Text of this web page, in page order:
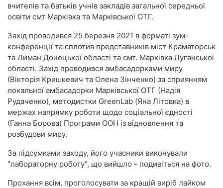
вчителів та батьків учнів закладів загальної середньої
освіти смт Марківка та Марківської ОТГ.
Захід проводився 25 березня 2021 в форматі зум-
конференції та сплотив представників міст Краматорськ
та Лиман Донецької області та смт. Марківка Луганської
області. Захід проводився амбасадорками миру
(Вікторія Кришкевич та Олена Зінченко) за сприянням
локальної амбасадорки Марківської ОТГ (Надія
Рудаченко), методистки GreenLab (Яна Літовка) в
мержах напрямку роботи щодо соціальної єдності
(Ганна Борова) Програми ООН із відновлення та
розбудови миру.
За підсумками заходу, його учасники виконували
"лабораторну роботу", що вийшло - подивіться на фото.
Прохання всім, проголосувати за кращій виріб лайком